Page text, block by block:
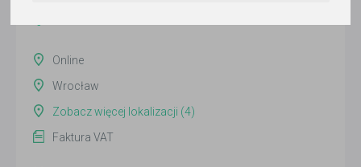
Online
Wrocław
Zobacz więcej lokalizacji (4)
Faktura VAT